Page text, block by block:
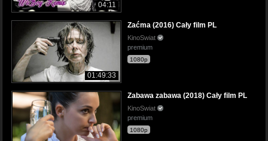
04:11
01:49:33
Zaćma (2016) Cały film PL
KinoSwiat
premium
1080p
Zabawa zabawa (2018) Cały film PL
KinoSwiat
premium
1080p